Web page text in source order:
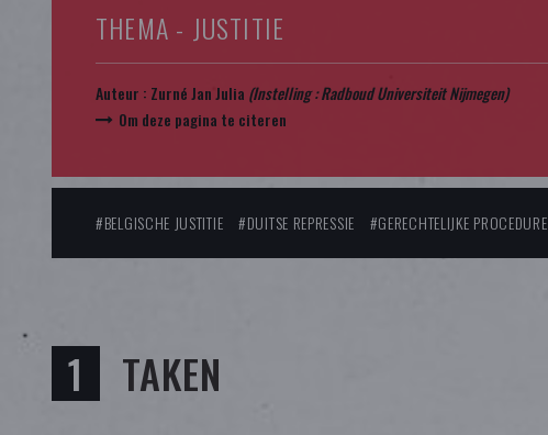
THEMA - JUSTITIE
Auteur : Zurné Jan Julia (Instelling : Radboud Universiteit Nijmegen)
Om deze pagina te citeren
#BELGISCHE JUSTITIE #DUITSE REPRESSIE #GERECHTELIJKE PROCEDURE
TAKEN